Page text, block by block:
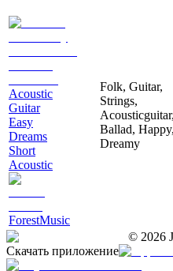
Acoustic
Guitar
Easy
Dreams
Short
Acoustic
ForestMusic
Folk, Guitar,
Strings,
Acousticguitar,
Ballad, Happy,
Dreamy
© 2026
Скачать приложение